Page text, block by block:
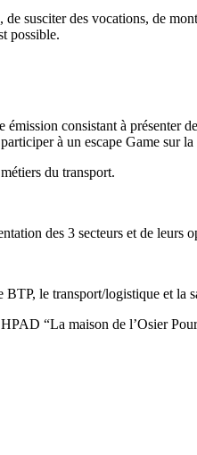
susciter des vocations, de
possible.
consistant à présenter
à un escape Game sur
du transport.
des 3 secteurs et de leurs
BTP, le transport/logistique et
“La maison de l’Osier